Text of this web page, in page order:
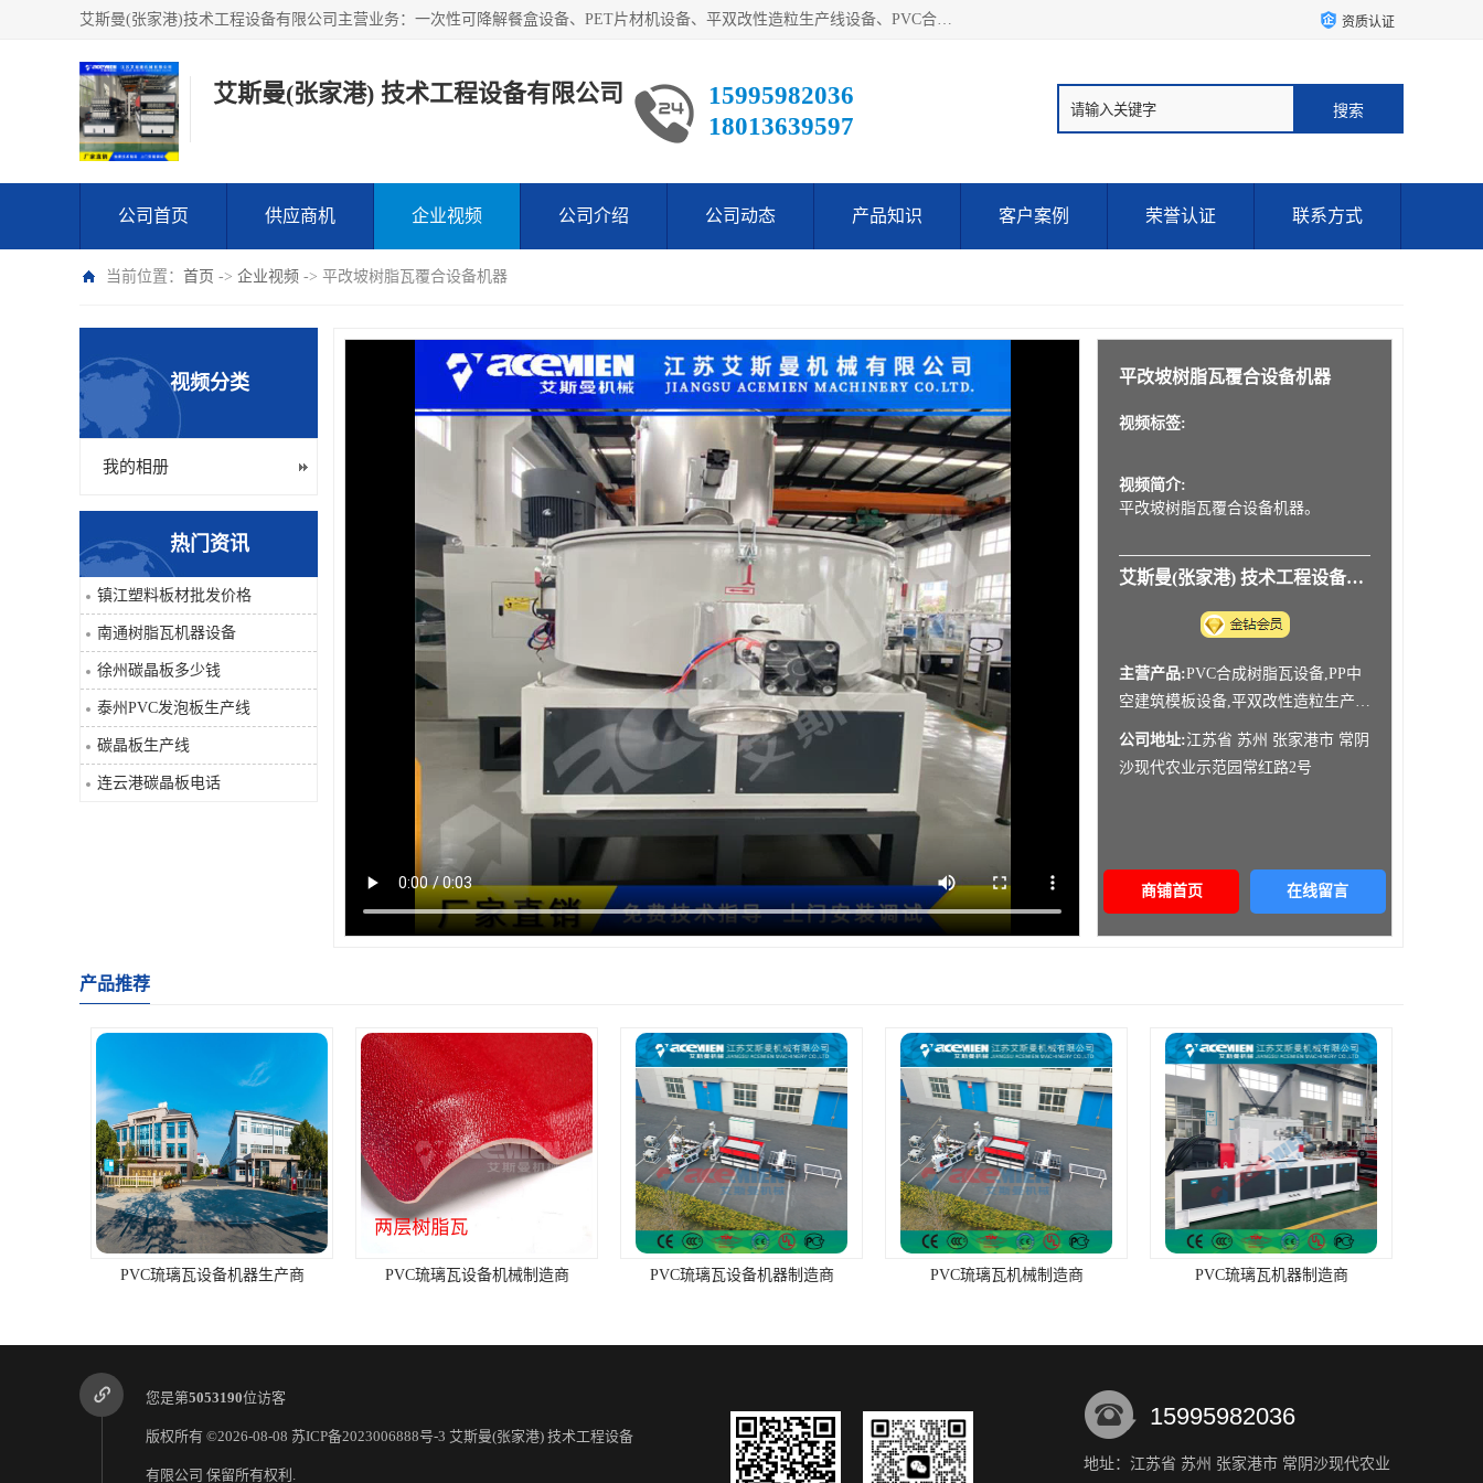
艾斯曼(张家港)技术工程设备有限公司主营业务：一次性可降解餐盒设备、PET片材机设备、平双改性造粒生产线设备、PVC合成树脂瓦设备、PP中空建筑模板设备、PVC管材设备等。成立至今，在国内我们的产品已经销售到全国所有省份，拥有多家客户，在国外产品出口到五十多个国家和地区。 资质认证
艾斯曼(张家港) 技术工程设备有限公司
15995982036
18013639597
公司首页 供应商机 企业视频 公司介绍 公司动态 产品知识 客户案例 荣誉认证 联系方式
当前位置： 首页 -> 企业视频 -> 平改坡树脂瓦覆合设备机器
视频分类
我的相册
热门资讯
镇江塑料板材批发价格
南通树脂瓦机器设备
徐州碳晶板多少钱
泰州PVC发泡板生产线
碳晶板生产线
连云港碳晶板电话
平改坡树脂瓦覆合设备机器
视频标签:
视频简介:
平改坡树脂瓦覆合设备机器。
艾斯曼(张家港) 技术工程设备有限公司
主营产品:PVC合成树脂瓦设备,PP中
空建筑模板设备,平双改性造粒生产线
设备,生产线设备,PET片材机设
备,PVC管材设备,一次性可降解餐盒
公司地址:江苏省 苏州 张家港市 常阴
沙现代农业示范园常红路2号
商铺首页 在线留言
产品推荐
PVC琉璃瓦设备机械制造商 PVC琉璃瓦设备机器制造商 PVC琉璃瓦机械制造商 PVC琉璃瓦机器制造商
您是第5053190位访客
版权所有 ©2026-08-08 苏ICP备2023006888号-3 艾斯曼(张家港) 技术工程设备
有限公司 保留所有权利.
15995982036
地址：江苏省 苏州 张家港市 常阴沙现代农业